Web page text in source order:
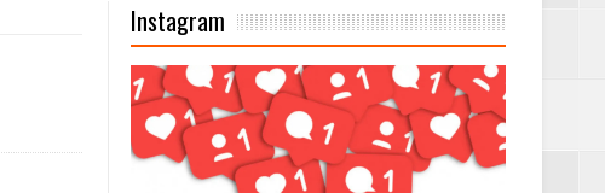
en París
el Hard Rock Café
Instagram